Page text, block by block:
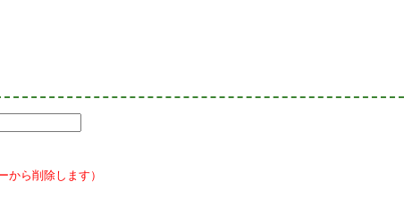
ら削除します）